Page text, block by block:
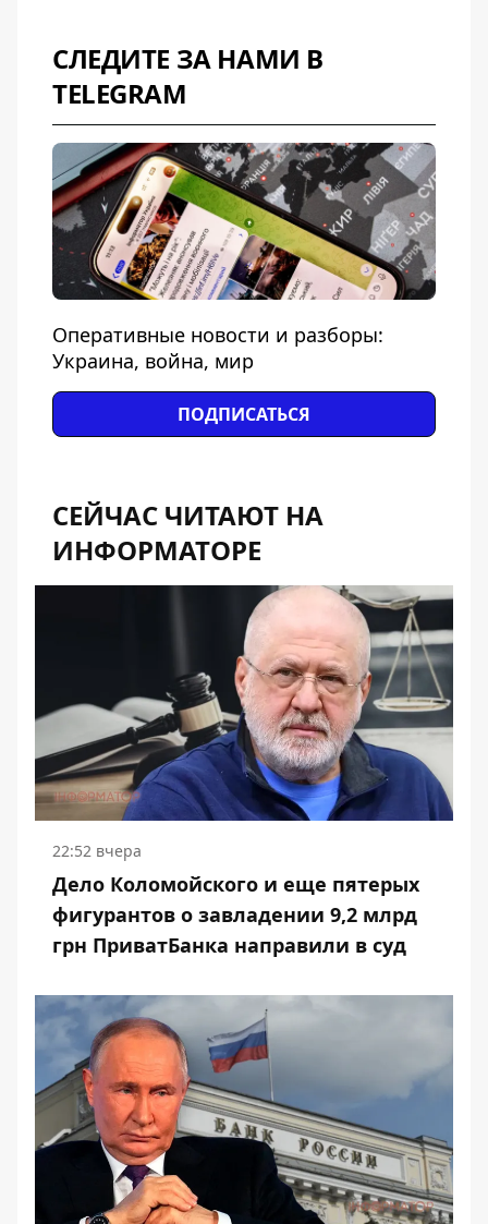
СЛЕДИТЕ ЗА НАМИ В
TELEGRAM
Оперативные новости и разборы:
Украина, война, мир
ПОДПИСАТЬСЯ
СЕЙЧАС ЧИТАЮТ НА
ИНФОРМАТОРЕ
22:52 вчера
Дело Коломойского и еще пятерых
фигурантов о завладении 9,2 млрд
грн ПриватБанка направили в суд